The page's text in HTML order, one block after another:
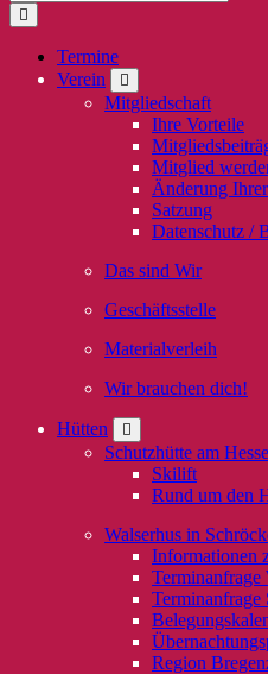
Termine
Verein
Mitgliedschaft
Ihre Vorteile
Mitglied
Änderung
Satzung
Datenschutz /
Das sind Wir
Geschäftsstelle
Materialverleih
Wir brauchen dich!
Hütten
Schutzhütte am
Skilift
Rund um den
Walserhus in
Informationen
Terminanfrage
Terminanfrage
Region